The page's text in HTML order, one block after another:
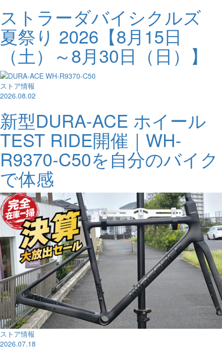
ストラーダバイシクルズ
夏祭り 2026【8月15日
（土）～8月30日（日）】
ストア情報
2026.08.02
新型DURA-ACE ホイール
TEST RIDE開催｜WH-
R9370-C50を自分のバイク
で体感
ストア情報
2026.07.18